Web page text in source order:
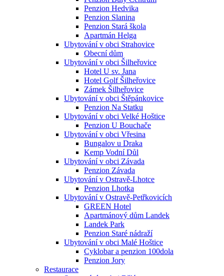
Penzion Hedvika
Penzion Slanina
Penzion Stará škola
Apartmán Helga
Ubytování v obci Strahovice
Obecní dům
Ubytování v obci Šilheřovice
Hotel U sv. Jana
Hotel Golf Šilheřovice
Zámek Šilheřovice
Ubytování v obci Štěpánkovice
Penzion Na Statku
Ubytování v obci Velké Hoštice
Penzion U Bouchače
Ubytování v obci Vřesina
Bungalov u Draka
Kemp Vodní Důl
Ubytování v obci Závada
Penzion Závada
Ubytování v Ostravě-Lhotce
Penzion Lhotka
Ubytování v Ostravě-Petřkovicích
GREEN Hotel
Apartmánový dům Landek
Landek Park
Penzion Staré nádraží
Ubytování v obci Malé Hoštice
Cyklobar a penzion 100dola
Penzion Jory
Restaurace